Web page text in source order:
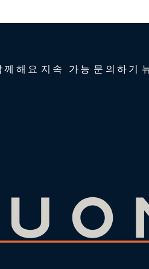
께해요 지속 가능 문의하기